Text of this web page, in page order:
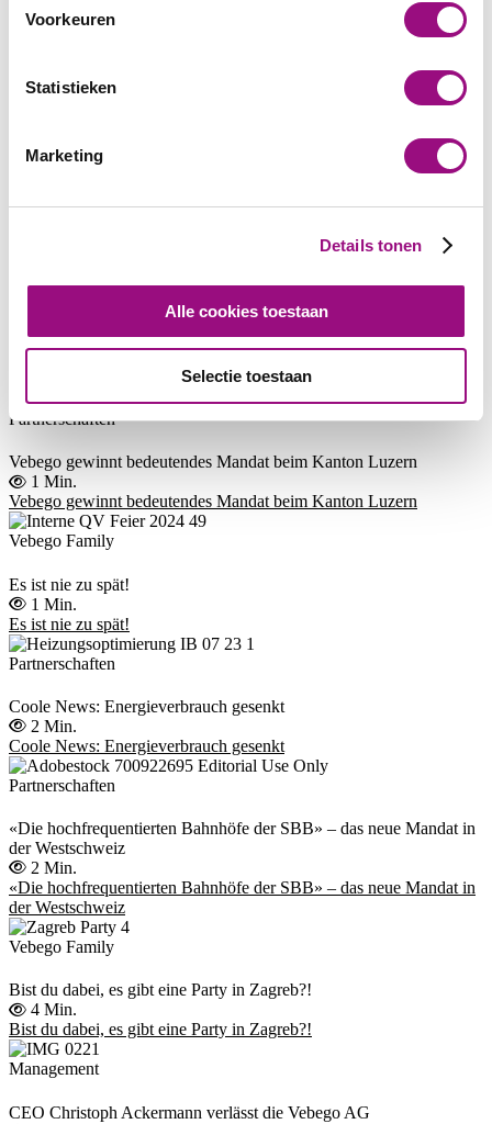
Voorkeuren
Statistieken
Marketing
Details tonen
Alle cookies toestaan
Selectie toestaan
Stäfa
Pionier im Integralen Facility Management
Die ersten hundert Tage des Director of Operations von Vebego
Ein Blick auf die Erfolgsstory von Vebego am Flughafen Genf
Ein Blick auf die Erfolgsstory von Vebego am Flughafen Genf
Partnerschaften
Vebego gewinnt bedeutendes Mandat beim Kanton Luzern
1 Min.
Vebego gewinnt bedeutendes Mandat beim Kanton Luzern
Vebego Family
Es ist nie zu spät!
1 Min.
Es ist nie zu spät!
Partnerschaften
Coole News: Energieverbrauch gesenkt
2 Min.
Coole News: Energieverbrauch gesenkt
Partnerschaften
«Die hochfrequentierten Bahnhöfe der SBB» – das neue Mandat in
der Westschweiz
2 Min.
«Die hochfrequentierten Bahnhöfe der SBB» – das neue Mandat in
der Westschweiz
Vebego Family
Bist du dabei, es gibt eine Party in Zagreb?!
4 Min.
Bist du dabei, es gibt eine Party in Zagreb?!
Management
CEO Christoph Ackermann verlässt die Vebego AG